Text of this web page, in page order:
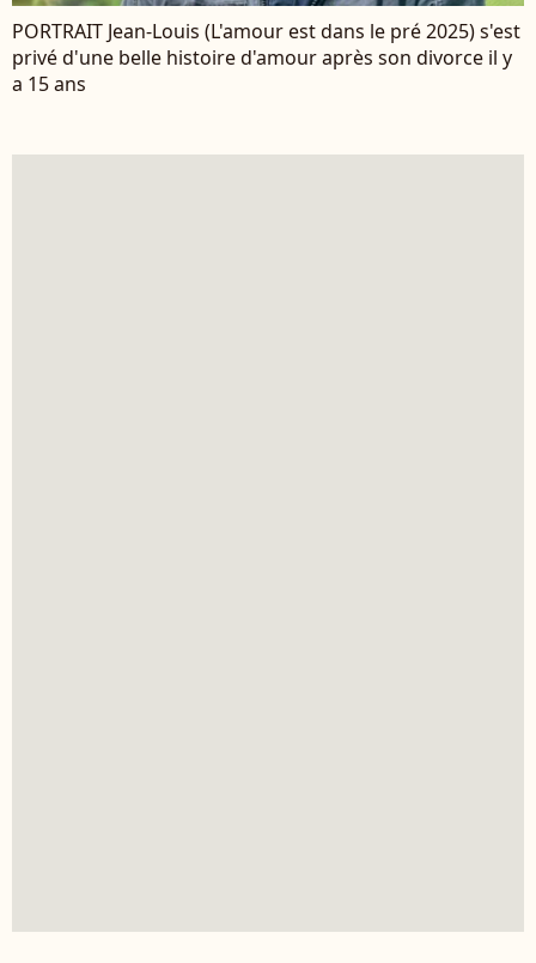
PORTRAIT Jean-Louis (L'amour est dans le pré 2025) s'est
privé d'une belle histoire d'amour après son divorce il y
a 15 ans